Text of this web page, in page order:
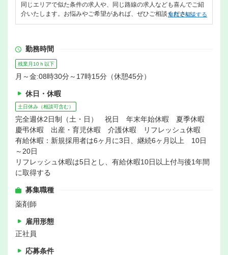
同じエリアで似た条件の求人や、同じ路線の求人なども喜んでご紹
介いたします。お悩みやご希望があれば、ぜひご相談ください。
無料で相談する
勤務時間
残業月10ｈ以下
月～金:08時30分～17時15分（休憩45分）
休日・休暇
土日休み（相談可含む）
完全週休2日制（土・日） 祝日 年末年始休暇 夏季休暇
慶弔休暇 出産・育児休暇 介護休暇 リフレッシュ休暇
有給休暇：新規採用者は6ヶ月に3日、継続6ヶ月以上 10日
～20日
リフレッシュ休暇は5日とし、有給休暇10日以上付与後1年間
に取得する
募集職種
薬剤師
雇用形態
正社員
応募条件